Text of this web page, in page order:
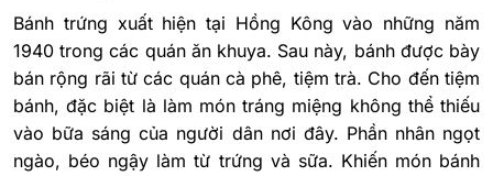
Bánh trứng xuất hiện tại Hồng Kông vào những năm
1940 trong các quán ăn khuya. Sau này, bánh được bày
bán rộng rãi từ các quán cà phê, tiệm trà. Cho đến tiệm
bánh, đặc biệt là làm món tráng miệng không thể thiếu
vào bữa sáng của người dân nơi đây. Phần nhân ngọt
ngào, béo ngậy làm từ trứng và sữa. Khiến món bánh